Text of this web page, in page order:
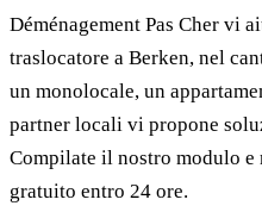
Déménagement Pas Cher vi
traslocatore a Berken, nel
un monolocale, un
partner locali vi propone
Compilate il nostro modulo
gratuito entro 24 ore.